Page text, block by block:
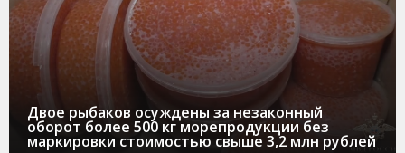
Двое рыбаков осуждены за незаконный
оборот более 500 кг морепродукции без
маркировки стоимостью свыше 3,2 млн рублей